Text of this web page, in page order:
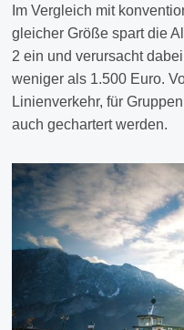
Im Vergleich mit
gleicher Größe spart die
2 ein und verursacht
weniger als 1.500 Euro.
Linienverkehr, für
auch gechartert werden.